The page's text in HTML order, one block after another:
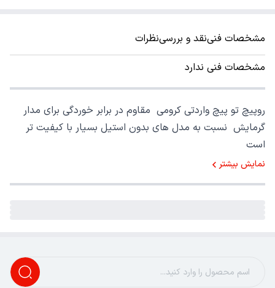
مشخصات فنینقد و بررسینظرات
مشخصات فنی ندارد
روپیچ تو پیچ واردتی کرومی مقاوم در برابر خوردگی برای مدار
گرمایش نسبت به مدل های بدون استیل بسیار با کیفیت تر
است
نمایش بیشتر